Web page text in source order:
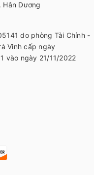
Dương
do phòng Tài Chính -
Vinh cấp ngày
vào ngày 21/11/2022